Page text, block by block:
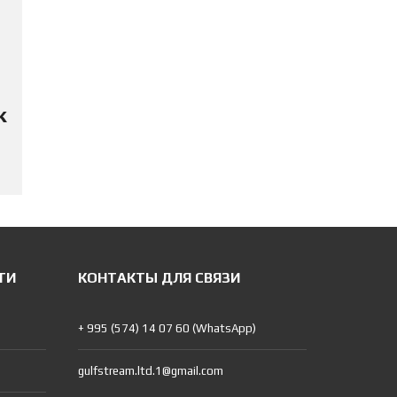
КОНТАКТЫ ДЛЯ СВЯЗИ
+ 995 (574) 14 07 60 (WhatsApp)
gulfstream.ltd.1@gmail.com